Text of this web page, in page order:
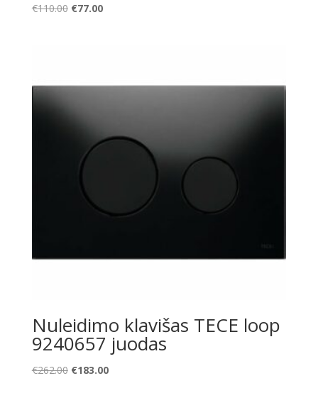
€110.00 Original
€77.00Current
Nuleidimo klavišas TECE loop
9240657 juodas
€262.00 Original
€183.00Current